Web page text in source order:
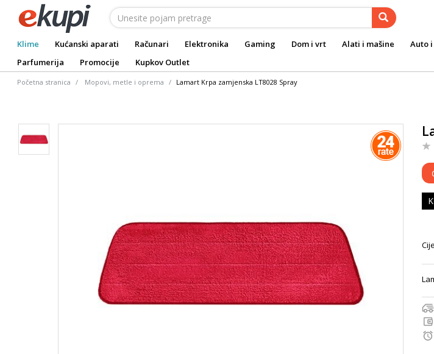
Klime Kućanski aparati Računari Elektronika Gaming Dom i vrt Alati i mašine Auto
Parfumerija
Promocije Kupkov Outlet
Početna stranica Mopovi, metle i oprema Lamart Krpa zamjenska LT8028 Spray